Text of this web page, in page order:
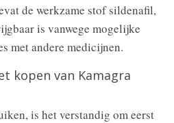
de werkzame stof sildenafil,
is vanwege mogelijke
met andere medicijnen.
kopen van Kamagra
is het verstandig om eerst